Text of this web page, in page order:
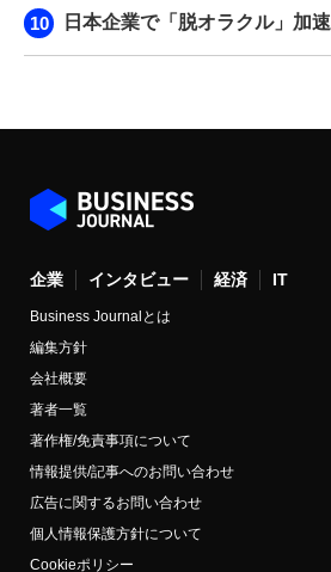
日本企業で「脱オラクル」加速
企業 インタビュー 経済 IT
Business Journalとは
編集方針
会社概要
著者一覧
著作権/免責事項について
情報提供/記事へのお問い合わせ
広告に関するお問い合わせ
個人情報保護方針について
Cookieポリシー